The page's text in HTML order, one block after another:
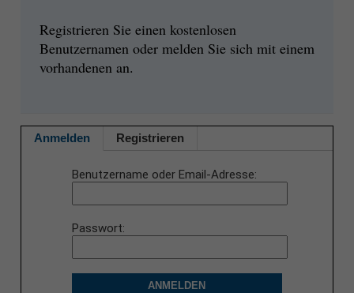
Registrieren Sie einen kostenlosen
Benutzernamen oder melden Sie sich mit einem
vorhandenen an.
Anmelden Registrieren
Benutzername oder Email-Adresse
Passwort
ANMELDEN